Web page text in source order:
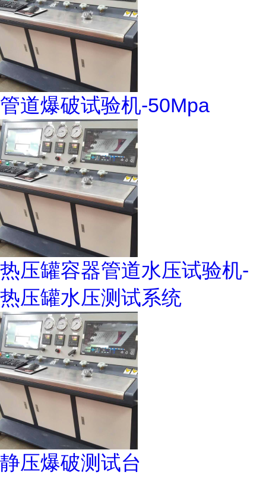
管道爆破试验机-50Mpa
热压罐容器管道水压试验机-
热压罐水压测试系统
静压爆破测试台